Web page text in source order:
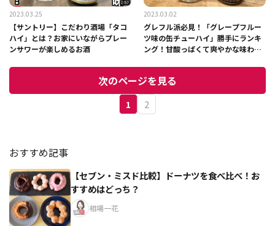
2023.03.25
【サントリー】こだわり酒場「タコ
ハイ」とは？お家にいながらプレー
ンサワーが楽しめるお酒
2023.03.02
グレフル派必見！「グレープフルー
ツ味の缶チューハイ」勝手にランキ
ング！甘酸っぱくて爽やかな味わい
次のページを見る
1 2
おすすめ記事
【セブン・ミスド比較】ドーナツを食べ比べ！お
すすめはどっち？
相場一花